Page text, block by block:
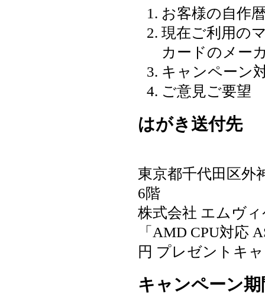
お客様の自作
現在ご利用の
カードのメー
キャンペーン
ご意見ご要望
はがき送付先
東京都千代田区外
6階
株式会社 エムヴ
「AMD CPU対応
円 プレゼントキ
キャンペーン期